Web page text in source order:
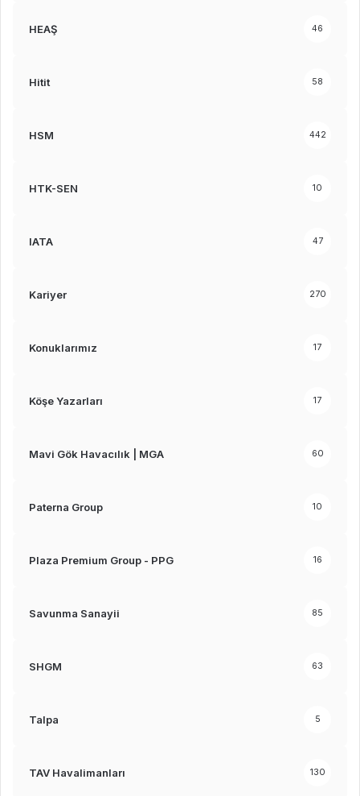
HEAŞ 46
Hitit 58
HSM 442
HTK-SEN 10
IATA 47
Kariyer 270
Konuklarımız 17
Köşe Yazarları 17
Mavi Gök Havacılık | MGA 60
Paterna Group 10
Plaza Premium Group - PPG 16
Savunma Sanayii 85
SHGM 63
Talpa 5
TAV Havalimanları 130